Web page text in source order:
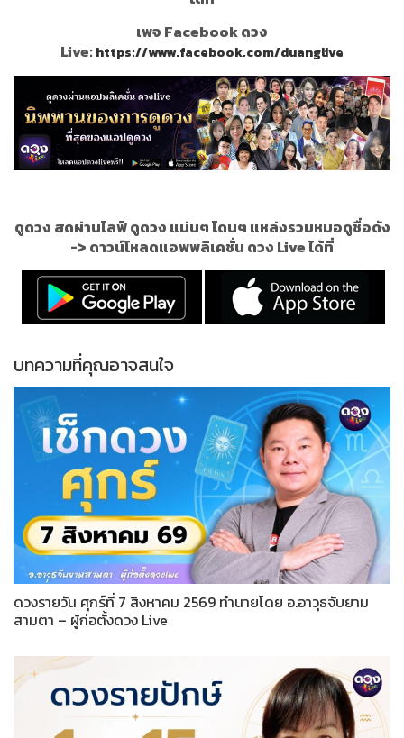
เพจ Facebook ดวง
Live:https://www.facebook.com/duanglive
ดูดวง สดผ่านไลฟ์ ดูดวง แม่นๆ โดนๆ แหล่งรวมหมอดูชื่อดัง
-> ดาวน์โหลดแอพพลิเคชั่น ดวง Live ได้ที่
บทความที่คุณอาจสนใจ
ดวงรายวัน ศุกร์ที่ 7 สิงหาคม 2569 ทำนายโดย อ.อาวุธจับยาม
สามตา – ผู้ก่อตั้งดวง Live